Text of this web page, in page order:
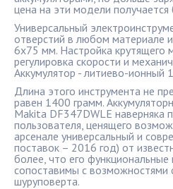
цена на эти модели получается
Универсальный
отверстий в любом материале
6х75 мм. Настройка крутящего
регулировка скорости и
Аккумулятор - литиево-ионный
Длина этого инструмента не
равен 1400 грамм.
Makita DF347DWLE наверняка
пользователя, ценящего
арсенале универсальный и
поставок – 2016 год) от
более, что его
сопоставимы с возможностями
шуруповерта.